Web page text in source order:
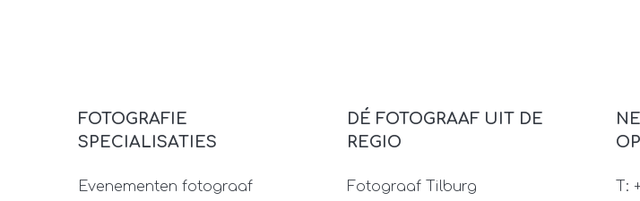
FOTOGRAFIE
SPECIALISATIES
Evenementen fotograaf
DÉ FOTOGRAAF UIT DE
REGIO
Fotograaf Tilburg
OP
T: